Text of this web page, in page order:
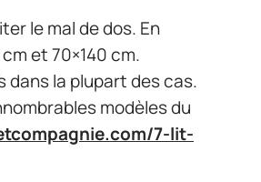
le mal de dos. En
et 70×140 cm.
la plupart des cas.
modèles du
7-lit-